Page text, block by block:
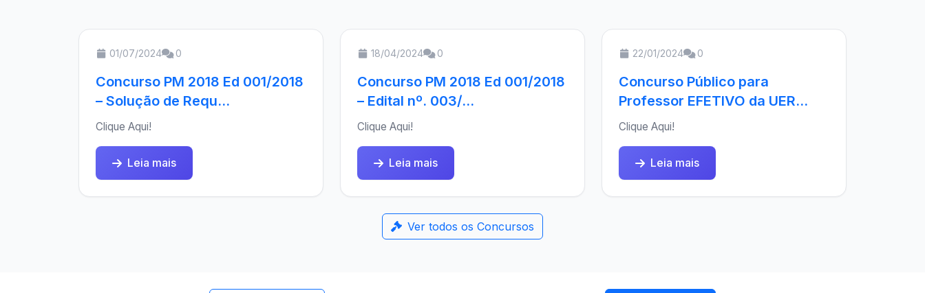
01/07/2024 0
Concurso PM 2018 Ed 001/2018
– Solução de Requ...
Clique Aqui!
Leia mais
18/04/2024 0
Concurso PM 2018 Ed 001/2018
– Edital nº. 003/...
Clique Aqui!
Leia mais
22/01/2024 0
Concurso Público para
Professor EFETIVO da UER...
Clique Aqui!
Leia mais
Ver todos os Concursos